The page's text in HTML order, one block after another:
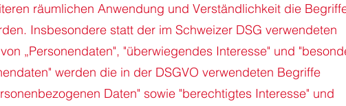
räumlichen Anwendung und Verständlichkeit die
Insbesondere statt der im Schweizer DSG verwendeten
„Personendaten", "überwiegendes Interesse" und
werden die in der DSGVO verwendeten Begriffe
Daten" sowie "berechtigtes Interesse" und